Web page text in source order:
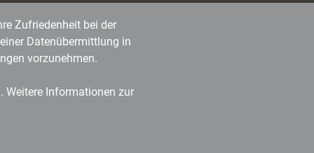
Zufriedenheit bei der
Datenübermittlung in
vorzunehmen.
Weitere Informationen zur